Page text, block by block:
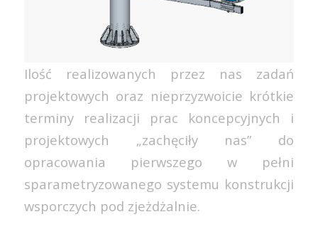
Ilość realizowanych przez nas zadań
projektowych oraz nieprzyzwoicie krótkie
terminy realizacji prac koncepcyjnych i
projektowych „zachęciły nas” do
opracowania pierwszego w pełni
sparametryzowanego systemu konstrukcji
wsporczych pod zjeżdżalnie.